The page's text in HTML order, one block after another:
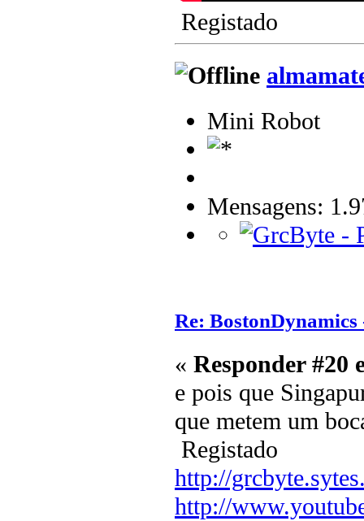
Registado
Mini Robot
Mensagens:
Re:
« Responder #20
e pois que
que metem um
Registado
http://
http://